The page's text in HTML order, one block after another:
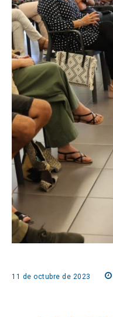
11 de octubre de 2023